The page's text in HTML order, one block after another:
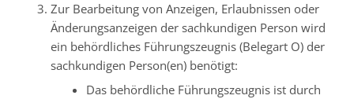
Zur Bearbeitung von Anzeigen, Erlaubnissen oder
Änderungsanzeigen der sachkundigen Person wird
ein behördliches Führungszeugnis (Belegart O) der
sachkundigen Person(en) benötigt:
Das behördliche Führungszeugnis ist durch